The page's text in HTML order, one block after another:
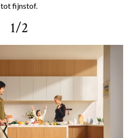
tot fijnstof.
1/2